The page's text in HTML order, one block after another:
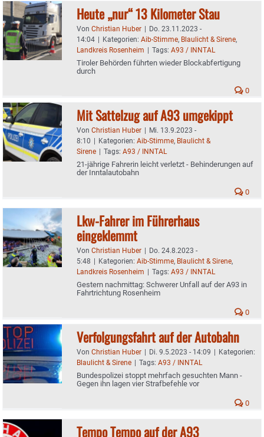
Heute „nur“ 13 Kilometer Stau
Von Christian Huber | Do. 23.11.2023 -
14:04 | Kategorien: Aib-Stimme, Blaulicht & Sirene,
Landkreis Rosenheim | Tags: A93 / INNTAL
Tiroler Behörden führten wieder Blockabfertigung
durch
0
Mit Sattelzug auf A93 umgekippt
Von Christian Huber | Mi. 13.9.2023 -
8:10 | Kategorien: Aib-Stimme, Blaulicht &
Sirene | Tags: A93 / INNTAL
21-jährige Fahrerin leicht verletzt - Behinderungen auf
der Inntalautobahn
0
Lkw-Fahrer im Führerhaus
eingeklemmt
Von Christian Huber | Do. 24.8.2023 -
5:48 | Kategorien: Aib-Stimme, Blaulicht & Sirene,
Landkreis Rosenheim | Tags: A93 / INNTAL
Gestern nachmittag: Schwerer Unfall auf der A93 in
Fahrtrichtung Rosenheim
0
Verfolgungsfahrt auf der Autobahn
Von Christian Huber | Di. 9.5.2023 - 14:09 | Kategorien:
Blaulicht & Sirene | Tags: A93 / INNTAL
Bundespolizei stoppt mehrfach gesuchten Mann -
Gegen ihn lagen vier Strafbefehle vor
0
Tempo Tempo auf der A93